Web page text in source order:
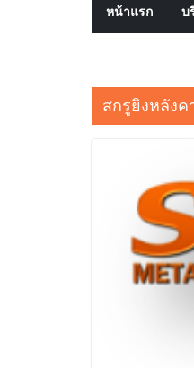
หน้าแรก บ
สกรูยิงหลัง